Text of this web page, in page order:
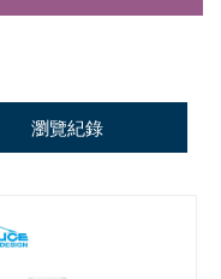
瀏覽紀錄